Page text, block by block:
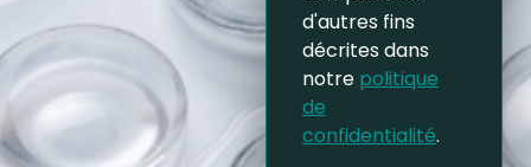
d'autres fins
décrites dans
notre politique
de
confidentialité.